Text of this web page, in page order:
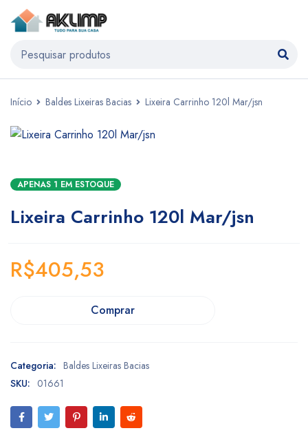
Início Baldes Lixeiras Bacias Lixeira Carrinho 120l Mar/jsn
APENAS 1 EM ESTOQUE
Lixeira Carrinho 120l Mar/jsn
R$405,53
Comprar
Categoria: Baldes Lixeiras Bacias
SKU: 01661